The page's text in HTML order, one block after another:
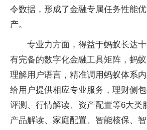
令数据，形成了金融专属任务性能
产。
专业力方面，得益于蚂蚁长达
有完备的数字化金融工具矩阵，蚂
理解用户语言，精准调用蚂蚁体系
给用户提供相应专业服务，理财侧
评测、行情解读、资产配置等6大类
产品解读、家庭配置、智能核保、